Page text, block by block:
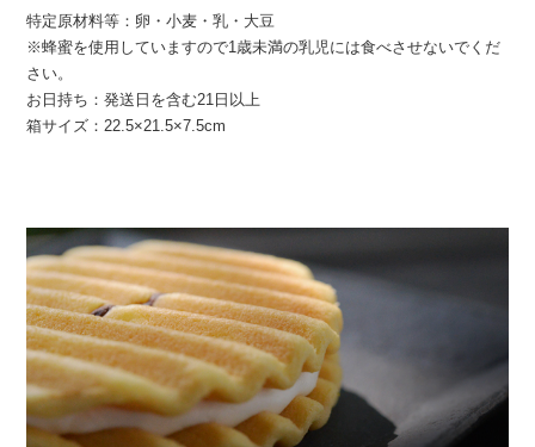
特定原材料等：卵・小麦・乳・大豆
※蜂蜜を使用していますので1歳未満の乳児には食べさせないでくだ
さい。
お日持ち：発送日を含む21日以上
箱サイズ：22.5×21.5×7.5cm